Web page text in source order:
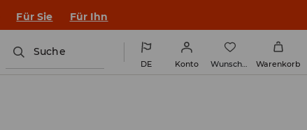
Für Sie Für Ihn
Suche
DE Konto Wunschliste Warenkorb